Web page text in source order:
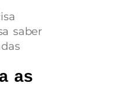
saber
as